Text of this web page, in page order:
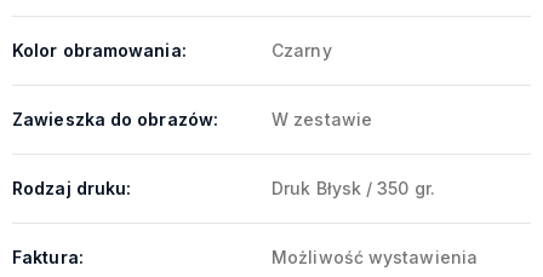
Kolor obramowania: Czarny
Zawieszka do obrazów: W zestawie
Rodzaj druku: Druk Błysk / 350 gr.
Faktura:
Możliwość wystawienia